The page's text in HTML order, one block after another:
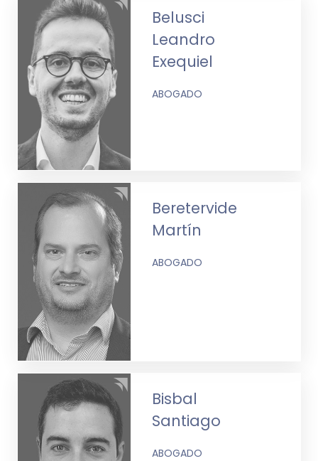
Belusci
Leandro
Exequiel
ABOGADO
Beretervide
Martín
ABOGADO
Bisbal
Santiago
ABOGADO